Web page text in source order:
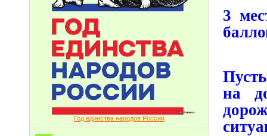
Год единства народов России
3
на